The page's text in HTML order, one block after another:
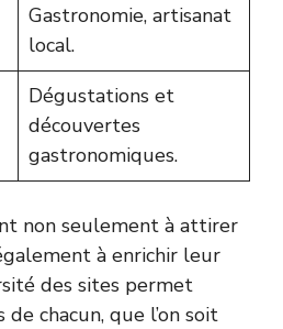
Gastronomie, artisanat
local.
Dégustations et
découvertes
gastronomiques.
non seulement à attirer
à enrichir leur
des sites permet
de chacun, que l’on soit